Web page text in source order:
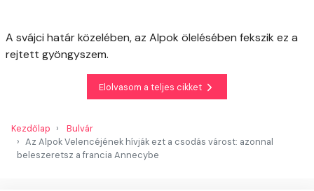
A svájci határ közelében, az Alpok ölelésében fekszik ez a
rejtett gyöngyszem.
Elolvasom a teljes cikket
Kezdőlap
Bulvár
Az Alpok Velencéjének hívják ezt a csodás várost: azonnal
beleszeretsz a francia Annecybe